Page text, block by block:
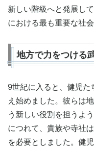
新しい階級へと発展し
における最も重要な社
地方で力をつける
9世紀に入ると、健児た
え始めました。彼らは
う新しい役割を担うよ
につれて、貴族や寺社
を必要としました。健